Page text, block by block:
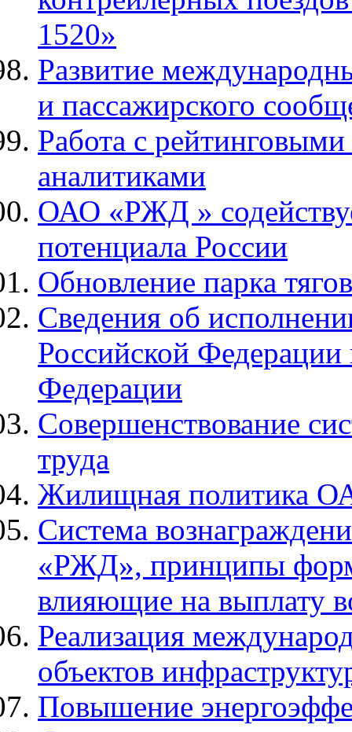
1520»
Развитие
и пассажирского
Работа с
аналитиками
ОАО «РЖД »
потенциала России
Обновление парка
Сведения об
Российской Федерации
Федерации
Совершенствование
труда
Жилищная политика
Система
«РЖД», принципы
влияющие на выплату
Реализация
объектов
Повышение